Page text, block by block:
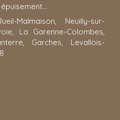
Malmaison, Neuilly-sur-
La Garenne-Colombes,
Garches, Levallois-